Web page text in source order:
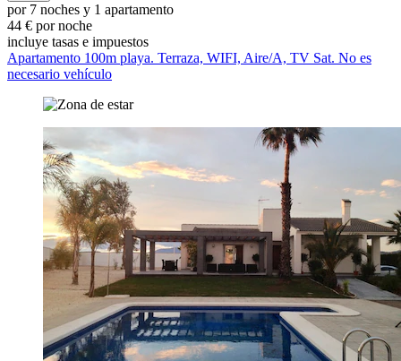
por 7 noches y 1 apartamento
44 € por noche
incluye tasas e impuestos
Apartamento 100m playa. Terraza, WIFI, Aire/A, TV Sat. No es
necesario vehículo